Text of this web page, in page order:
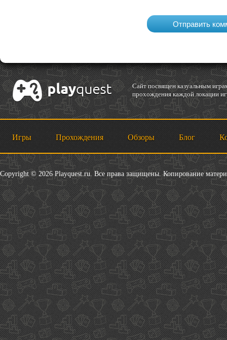
Cайт посвящен казуальным
прохождения каждой локации
Игры Прохождения Обзоры Блог
Copyright © 2026 Playquest.ru. Все права защищены. Копирование